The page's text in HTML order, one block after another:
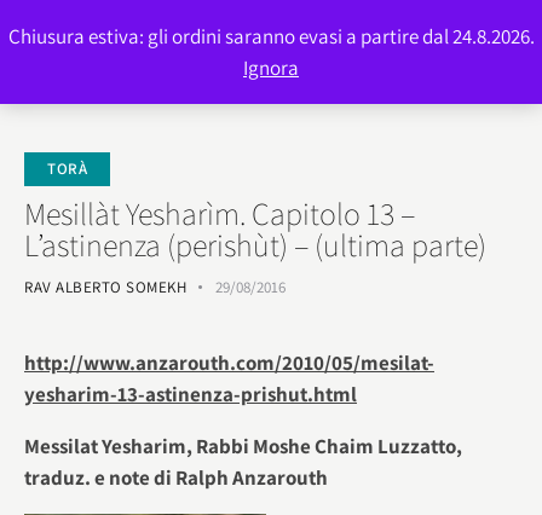
TORÀ
Mesillàt Yesharìm. Capitolo 13 –
L’astinenza (perishùt) – (ultima parte)
RAV ALBERTO SOMEKH 29/08/2016
http://www.anzarouth.com/2010/05/mesilat-
yesharim-13-astinenza-prishut.html
Messilat Yesharim, Rabbi Moshe Chaim Luzzatto,
traduz. e note di Ralph Anzarouth
Chiusura estiva: gli ordini saranno evasi a partire dal 24.8.2026.
Ignora